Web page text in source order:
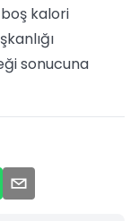
kalori
sonucuna